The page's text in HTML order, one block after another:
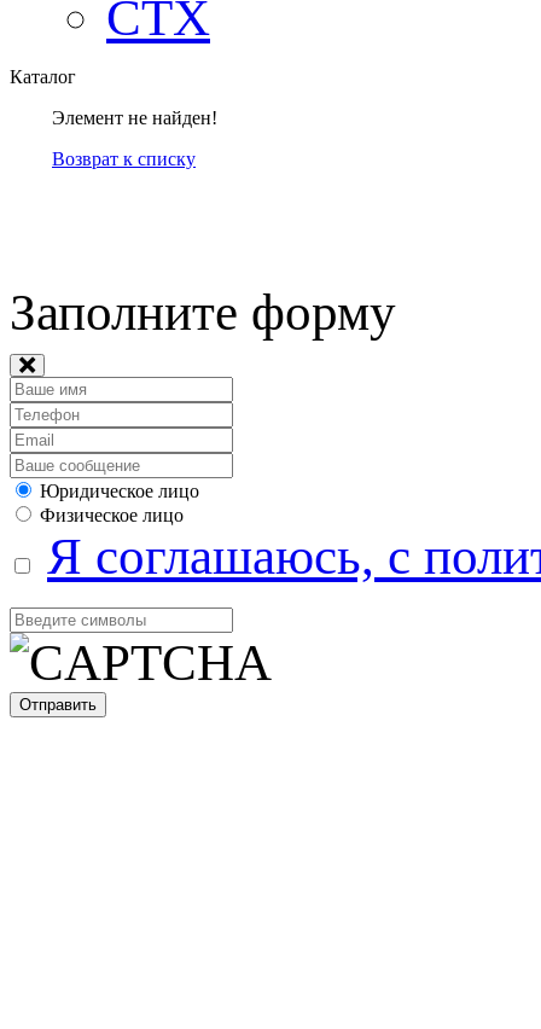
СТХ
Каталог
Элемент не найден!
Возврат к списку
Заполните форму
Юридическое лицо
Физическое лицо
Я соглашаюсь, с